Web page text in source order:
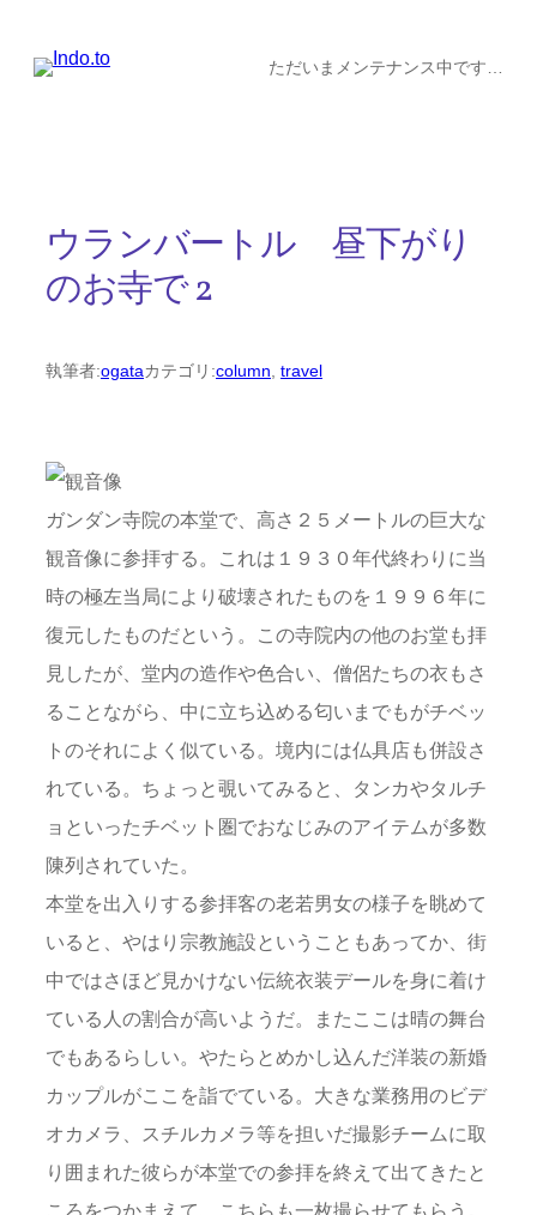
ただいまメンテナンス中です…
ウランバートル 昼下がり
のお寺で 2
執筆者:ogataカテゴリ:column, travel
ガンダン寺院の本堂で、高さ２５メートルの巨大な
観音像に参拝する。これは１９３０年代終わりに当
時の極左当局により破壊されたものを１９９６年に
復元したものだという。この寺院内の他のお堂も拝
見したが、堂内の造作や色合い、僧侶たちの衣もさ
ることながら、中に立ち込める匂いまでもがチベッ
トのそれによく似ている。境内には仏具店も併設さ
れている。ちょっと覗いてみると、タンカやタルチ
ョといったチベット圏でおなじみのアイテムが多数
陳列されていた。
本堂を出入りする参拝客の老若男女の様子を眺めて
いると、やはり宗教施設ということもあってか、街
中ではさほど見かけない伝統衣装デールを身に着け
ている人の割合が高いようだ。またここは晴の舞台
でもあるらしい。やたらとめかし込んだ洋装の新婚
カップルがここを詣でている。大きな業務用のビデ
オカメラ、スチルカメラ等を担いだ撮影チームに取
り囲まれた彼らが本堂での参拝を終えて出てきたと
ころをつかまえて、こちらも一枚撮らせてもらう。